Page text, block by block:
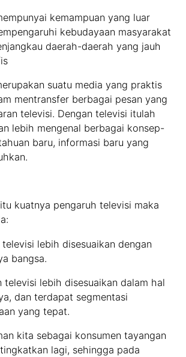
kemampuan yang luar
kebudayaan masyarakat
daerah-daerah yang jauh
suatu media yang praktis
mentransfer berbagai pesan yang
televisi. Dengan televisi itulah
lebih mengenal berbagai konsep-
baru, informasi baru yang
kuatnya pengaruh televisi maka
lebih disesuaikan dengan
bangsa.
lebih disesuaikan dalam hal
dan terdapat segmentasi
yang tepat.
kita sebagai konsumen tayangan
lagi, sehingga pada